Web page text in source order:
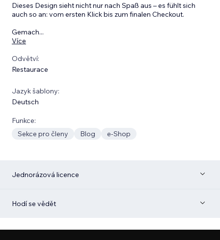
Dieses Design sieht nicht nur nach Spaß aus – es fühlt sich
auch so an: vom ersten Klick bis zum finalen Checkout.
Gemach...
Více
Odvětví:
Restaurace
Jazyk šablony:
Deutsch
Funkce:
Sekce pro členy
Blog e‑Shop
Jednorázová licence
Hodí se vědět